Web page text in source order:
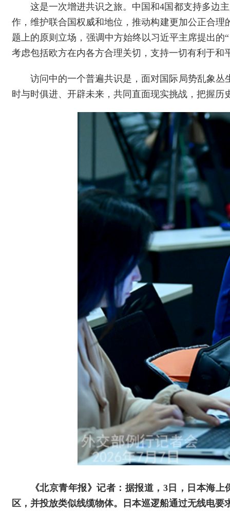
这是一次增进共识之旅。中国和4国都支持多边
作，维护联合国权威和地位，推动构建更加公正合
题上的原则立场，强调中方始终以习近平主席提出
考虑包括欧方在内各方合理关切，支持一切有利于和
访问中的一个普遍共识是，面对国际局势乱象
时与时俱进、开辟未来，共同直面现实挑战，把握
《北京青年报》记者：据报道，3日，日本海
区，并投放类似线缆物体。日本巡逻船通过无线电